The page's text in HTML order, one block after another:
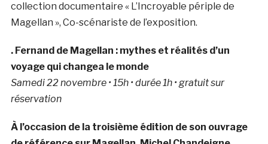
collection documentaire « L’Incroyable périple de
Magellan », Co-scénariste de l’exposition.
. Fernand de Magellan : mythes et réalités d’un
voyage qui changea le monde
Samedi 22 novembre • 15h • durée 1h • gratuit sur
réservation
À l’occasion de la troisième édition de son ouvrage